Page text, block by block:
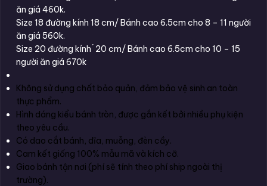
ăn giá 460k.
Size 18 đường kính 18 cm/ Bánh cao 6.5cm cho 8 – 11 người
ăn giá 560k.
Size 20 đường kính ́ 20 cm/ Bánh cao 6.5cm cho 10 – 15
người ăn giá 670k
Không sử dụng chất bảo quản, đảm bảo vệ sinh an toàn
thực phẩm.
Hình dáng kiểu bánh tròn, được gắn kết bởi nhiều phụ kiện
theo yêu cầu.
Có dao cắt bánh, dĩa, muỗng, đèn cầy.
Cam kết giống 100% mẫu mã và kích cỡ.
Giao bánh tận nơi (phí sẽ tính theo phí ship ngoài thị
trường).